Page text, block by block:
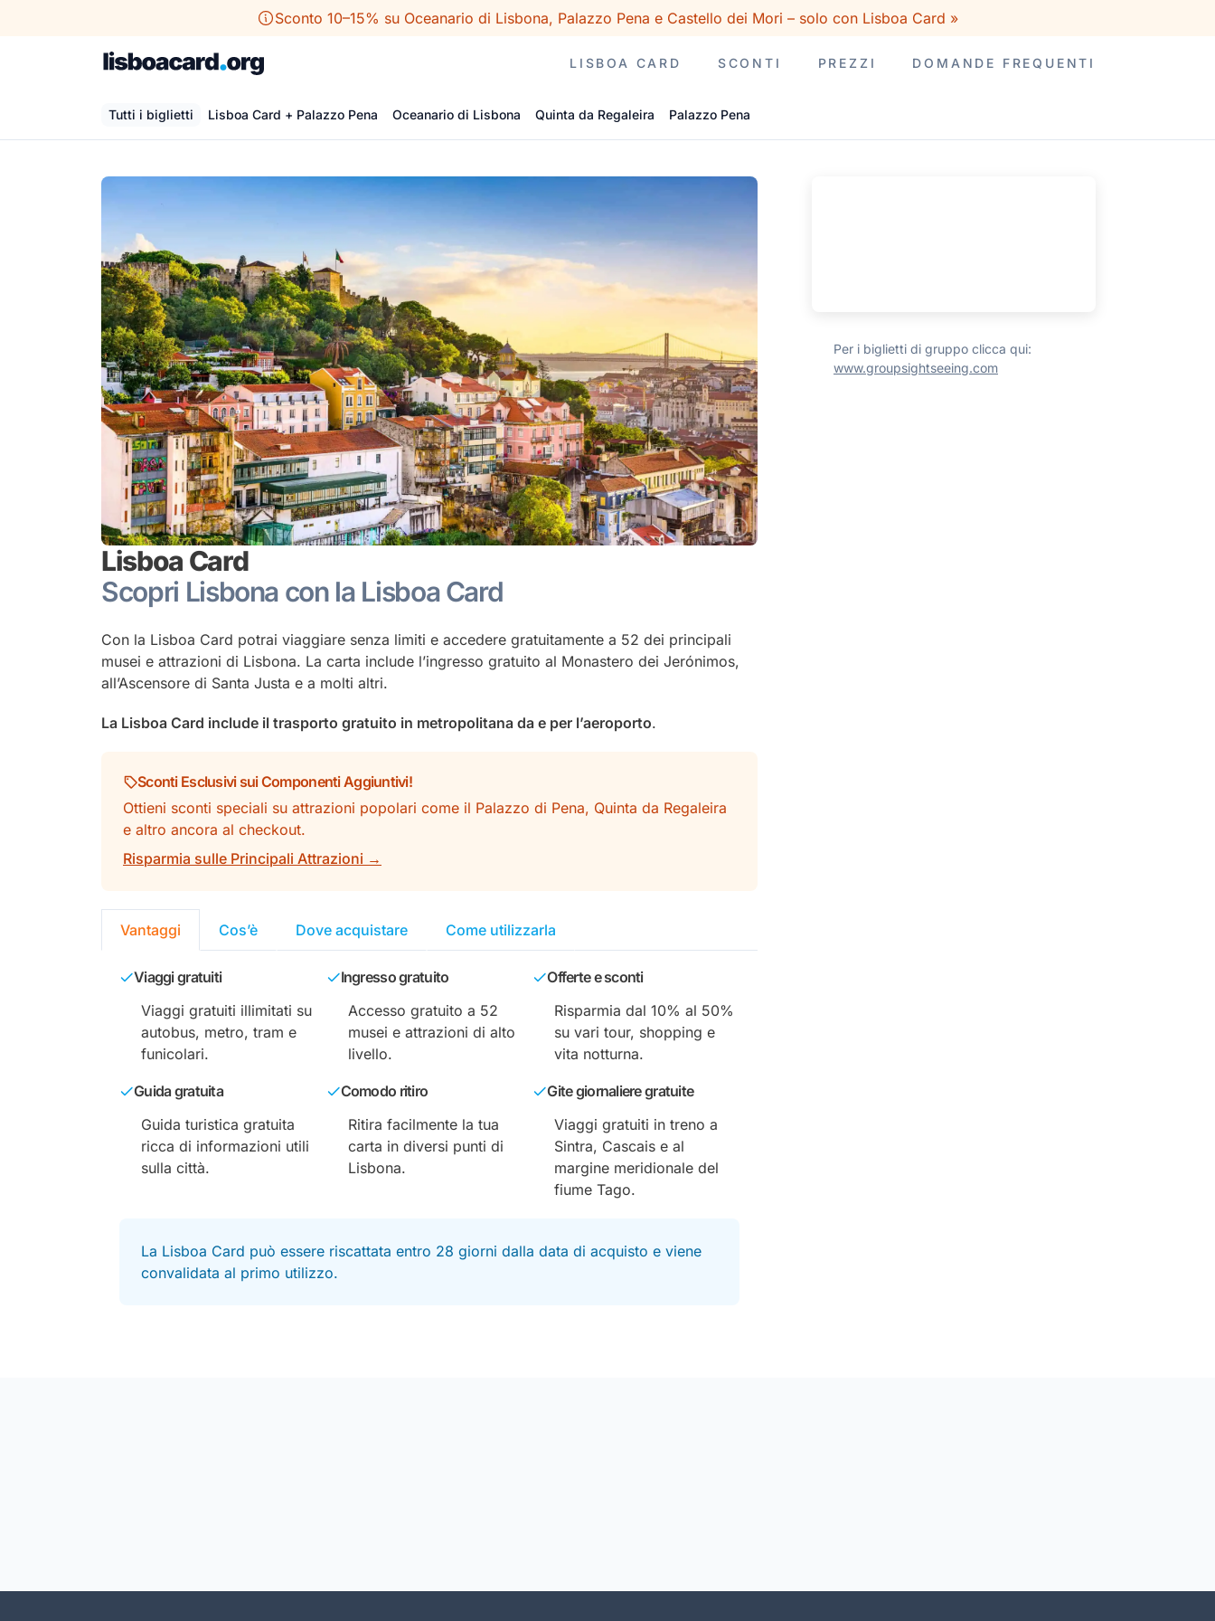
Sconto 10–15% su Oceanario di Lisbona, Palazzo Pena e Castello dei Mori – solo con Lisboa Card »
LISBOA CARD SCONTI PREZZI DOMANDE FREQUENTI
Tutti i biglietti Lisboa Card + Palazzo Pena Oceanario di Lisbona Quinta da Regaleira Palazzo Pena
Lisboa Card
Scopri Lisbona con la Lisboa Card
Con la Lisboa Card potrai viaggiare senza limiti e accedere gratuitamente a 52 dei principali
musei e attrazioni di Lisbona. La carta include l’ingresso gratuito al Monastero dei Jerónimos,
all’Ascensore di Santa Justa e a molti altri.
La Lisboa Card include il trasporto gratuito in metropolitana da e per l’aeroporto.
Sconti Esclusivi sui Componenti Aggiuntivi!
Ottieni sconti speciali su attrazioni popolari come il Palazzo di Pena, Quinta da Regaleira
e altro ancora al checkout.
Risparmia sulle Principali Attrazioni →
Vantaggi Cos’è Dove acquistare Come utilizzarla
Viaggi gratuiti
Viaggi gratuiti illimitati su
autobus, metro, tram e
funicolari.
Ingresso gratuito
Accesso gratuito a 52
musei e attrazioni di alto
livello.
Offerte e sconti
Risparmia dal 10% al 50%
su vari tour, shopping e
vita notturna.
Guida gratuita
Guida turistica gratuita
ricca di informazioni utili
sulla città.
Comodo ritiro
Ritira facilmente la tua
carta in diversi punti di
Lisbona.
Gite giornaliere gratuite
Viaggi gratuiti in treno a
Sintra, Cascais e al
margine meridionale del
fiume Tago.
La Lisboa Card può essere riscattata entro 28 giorni dalla data di acquisto e viene
convalidata al primo utilizzo.
Per i biglietti di gruppo clicca qui:
www.groupsightseeing.com